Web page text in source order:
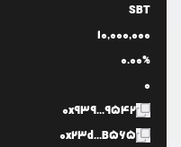
SBT
10,000,000
0.00%
0
0x939...9542
0x23d...B565